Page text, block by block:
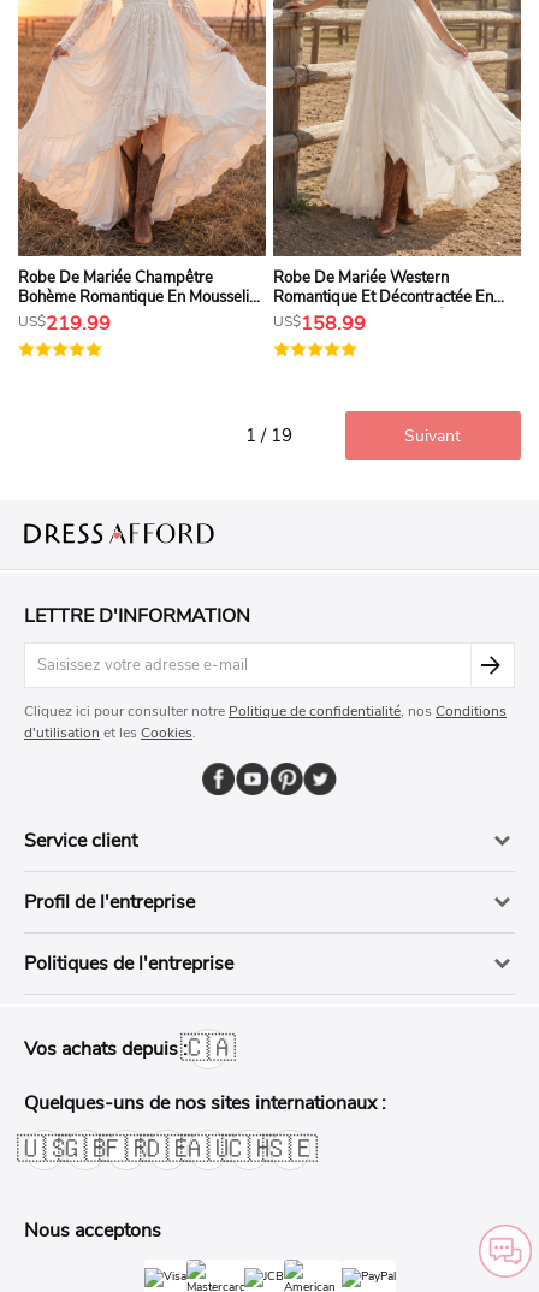
Robe De Mariée Champêtre
Bohème Romantique En Mousseline
De Soie Et Dentelle, Coupe
Trapèze, Décolleté En V, Bustier
Illusion, Manches Cloche, Dos Nu À
US$219.99
Robe De Mariée Western
Romantique Et Décontractée En
Mousseline, Coupe Trapèze, Col En
V, Manches Courtes, Jupe Fendue
Jusqu'au Sol Et Dos Nu.
US$158.99
1 / 19 Suivant
LETTRE D'INFORMATION
Cliquez ici pour consulter notre Politique de confidentialité, nos Conditions
d'utilisation et les Cookies.
Service client
Profil de l'entreprise
Politiques de l'entreprise
Vos achats depuis :🇨🇦
Quelques-uns de nos sites internationaux :
🇺🇸🇬🇧🇫🇷🇩🇪🇦🇺🇨🇭🇸🇪
Nous acceptons